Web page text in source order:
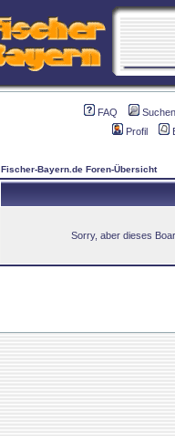
FAQ Suchen
Profil
Fischer-Bayern.de Foren-Übersicht
Sorry, aber dieses